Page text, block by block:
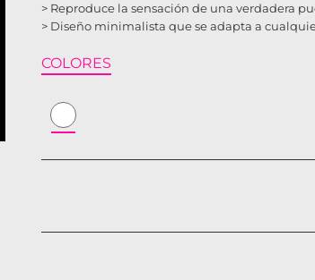
> Reproduce la sensación de una verdadera
> Diseño minimalista que se adapta a
COLORES